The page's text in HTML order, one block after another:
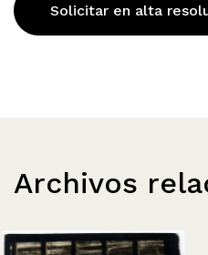
Solicitar en alta
Archivos